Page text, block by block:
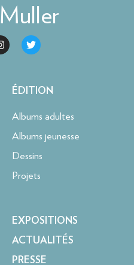
Muller
ÉDITION
Albums adultes
Albums jeunesse
Dessins
Projets
EXPOSITIONS
ACTUALITÉS
PRESSE